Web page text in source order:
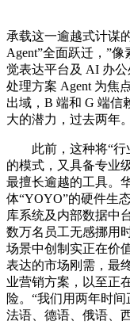
承载这一逾越式计谋
Agent”全面跃迁，”
觉表达平台及 AI 办
处理方案 Agent 为焦
出域，B 端和 G 端信
大的潜力，过去两年。
此前，这种将“行
的模式，又具备专业
最擅长逾越的工具。
体“YOYO”的硬件生
库系统及内部数据中
数万名员工无感挪用
场景中创制实正在价
表达的市场刚需，最
业营销方案，以至正
险。“我们用两年时
法语、德语、俄语、